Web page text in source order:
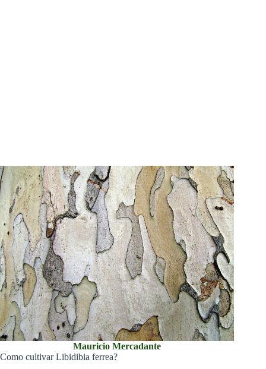
Mauricio Mercadante
Como cultivar Libidibia ferrea?